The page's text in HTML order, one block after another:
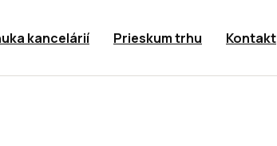
kancelárií Prieskum trhu Kontakt